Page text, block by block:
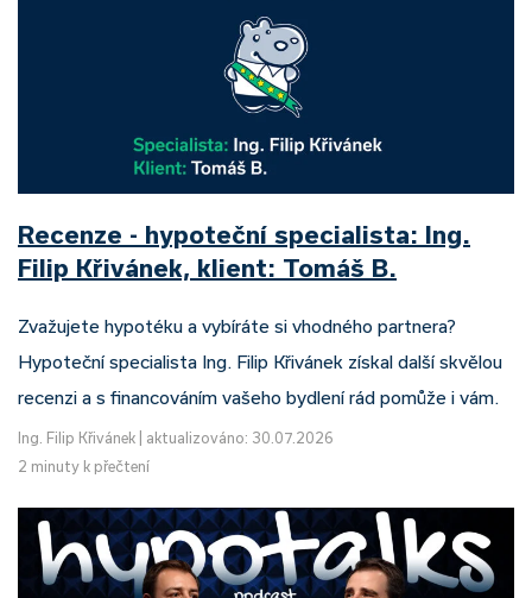
Recenze - hypoteční specialista: Ing.
Filip Křivánek, klient: Tomáš B.
Zvažujete hypotéku a vybíráte si vhodného partnera?
Hypoteční specialista Ing. Filip Křivánek získal další skvělou
recenzi a s financováním vašeho bydlení rád pomůže i vám.
Ing. Filip Křivánek
aktualizováno: 30.07.2026
2 minuty k přečtení